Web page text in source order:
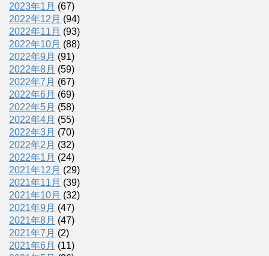
2023年1月 (67)
2022年12月 (94)
2022年11月 (93)
2022年10月 (88)
2022年9月 (91)
2022年8月 (59)
2022年7月 (67)
2022年6月 (69)
2022年5月 (58)
2022年4月 (55)
2022年3月 (70)
2022年2月 (32)
2022年1月 (24)
2021年12月 (29)
2021年11月 (39)
2021年10月 (32)
2021年9月 (47)
2021年8月 (47)
2021年7月 (2)
2021年6月 (11)